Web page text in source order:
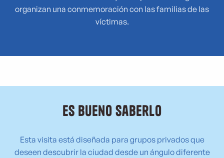
organizan una conmemoración con las familias de las
víctimas.
Es bueno saberlo
Esta visita está diseñada para grupos privados que
deseen descubrir la ciudad desde un ángulo diferente